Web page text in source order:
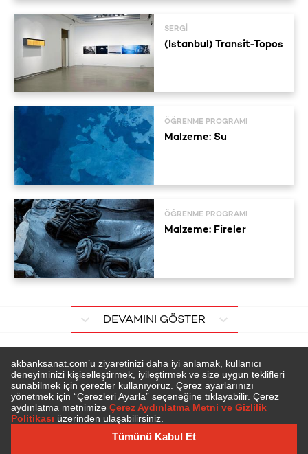
SERGI
(Istanbul) Transit-Topos
ÖĞRENME PROGRAMI
Malzeme: Su
ÖĞRENME PROGRAMI
Malzeme: Fireler
DEVAMINI GÖSTER